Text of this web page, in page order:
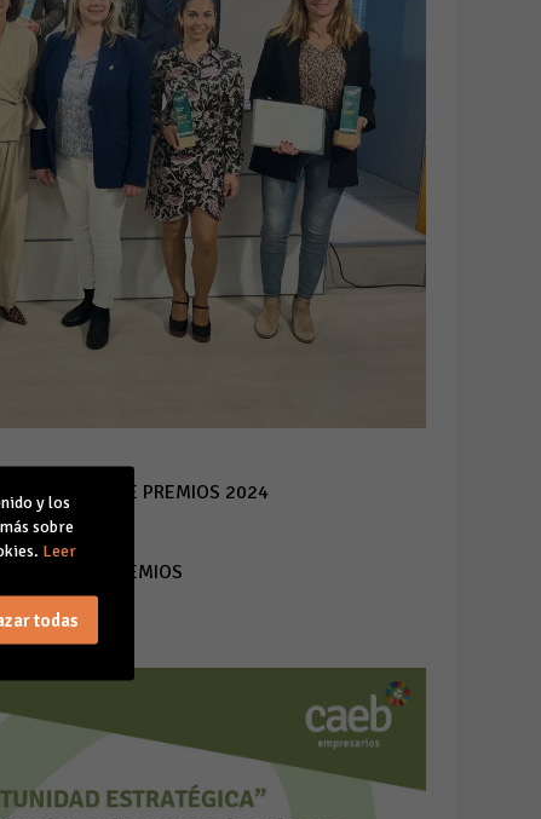
ENTREGA DE PREMIOS 2024
DE PREMIOS
y los
sobre
Leer
todas